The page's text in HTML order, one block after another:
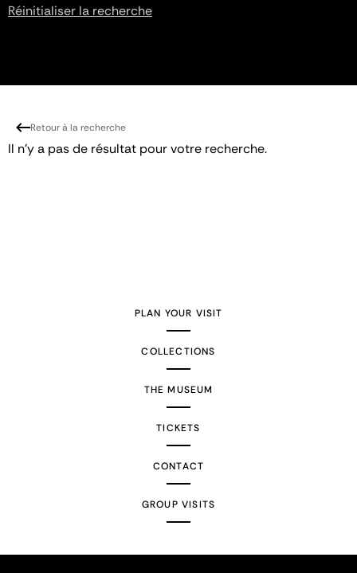
Réinitialiser la recherche
Retour à la recherche
Il n'y a pas de résultat pour votre recherche.
PLAN YOUR VISIT
COLLECTIONS
THE MUSEUM
TICKETS
CONTACT
GROUP VISITS